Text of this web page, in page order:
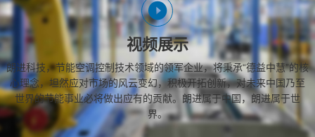
视频展示
朗进科技，节能空调控制技术领域的领军企业，将秉承“德益中慧”的核
心理念，坦然应对市场的风云变幻，积极开拓创新，对未来中国乃至
世界的节能事业必将做出应有的贡献。朗进属于中国，朗进属于世
界。